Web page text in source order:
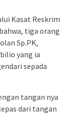
Kasat Reskrim
tiga orang
Sp.PK,
yang ia
sepada
tangan nya
dari tangan